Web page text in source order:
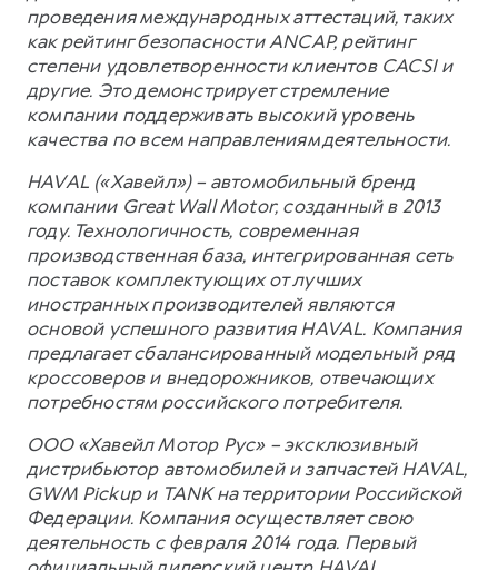
проведения международных аттестаций, таких
как рейтинг безопасности ANCAP, рейтинг
степени удовлетворенности клиентов CACSI и
другие. Это демонстрирует стремление
компании поддерживать высокий уровень
качества по всем направлениям деятельности.
HAVAL («Хавейл») – автомобильный бренд
компании Great Wall Motor, созданный в 2013
году. Технологичность, современная
производственная база, интегрированная сеть
поставок комплектующих от лучших
иностранных производителей являются
основой успешного развития HAVAL. Компания
предлагает сбалансированный модельный ряд
кроссоверов и внедорожников, отвечающих
потребностям российского потребителя.
ООО «Хавейл Мотор Рус» – эксклюзивный
дистрибьютор автомобилей и запчастей HAVAL,
GWM Pickup и TANK на территории Российской
Федерации. Компания осуществляет свою
деятельность с февраля 2014 года. Первый